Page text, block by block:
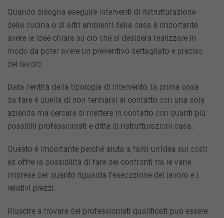
Quando bisogna eseguire interventi di ristrutturazione
della cucina o di altri ambienti della casa è importante
avere le idee chiare su ciò che si desidera realizzare in
modo da poter avere un preventivo dettagliato e preciso
del lavoro.
Data l’entità della tipologia di intervento, la prima cosa
da fare è quella di non fermarsi al contatto con una sola
azienda ma cercare di mettere in contatto con quanti più
possibili professionisti e ditte di ristrutturazioni casa.
Questo è importante perché aiuta a farsi un’idea sui costi
ed offre la possibilità di fare dei confronti tra le varie
imprese per quanto riguarda l’esecuzione del lavoro e i
relativi prezzi.
Riuscire a trovare dei professionisti qualificati può essere